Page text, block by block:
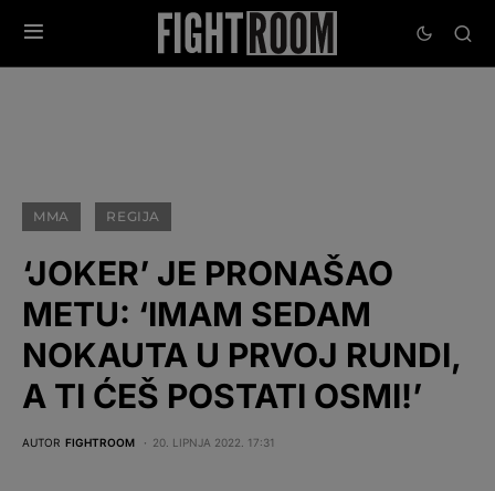
MMA REGIJA
‘JOKER’ JE PRONAŠAO
METU: ‘IMAM SEDAM
NOKAUTA U PRVOJ RUNDI,
A TI ĆEŠ POSTATI OSMI!’
AUTOR FIGHTROOM 20. LIPNJA 2022. 17:31